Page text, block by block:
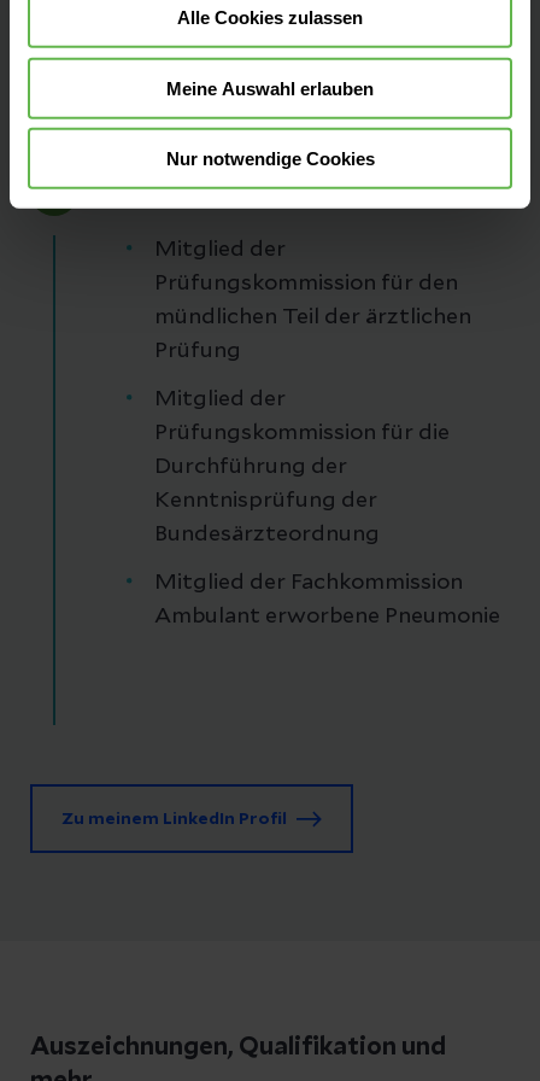
Alle Cookies zulassen
Meine Auswahl erlauben
Nur notwendige Cookies
Klinikum Meiningen
3 Lehr- und Prüftätigkeit
Mitglied der
Prüfungskommission für den
mündlichen Teil der ärztlichen
Prüfung
Mitglied der
Prüfungskommission für die
Durchführung der
Kenntnisprüfung der
Bundesärzteordnung
Mitglied der Fachkommission
Ambulant erworbene Pneumonie
Zu meinem LinkedIn Profil
Auszeichnungen, Qualifikation und